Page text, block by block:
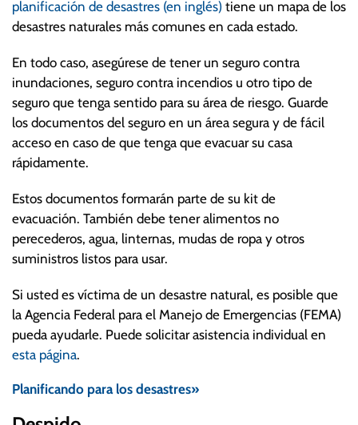
planificación de desastres (en inglés) tiene un mapa de los
desastres naturales más comunes en cada estado.
En todo caso, asegúrese de tener un seguro contra
inundaciones, seguro contra incendios u otro tipo de
seguro que tenga sentido para su área de riesgo. Guarde
los documentos del seguro en un área segura y de fácil
acceso en caso de que tenga que evacuar su casa
rápidamente.
Estos documentos formarán parte de su kit de
evacuación. También debe tener alimentos no
perecederos, agua, linternas, mudas de ropa y otros
suministros listos para usar.
Si usted es víctima de un desastre natural, es posible que
la Agencia Federal para el Manejo de Emergencias (FEMA)
pueda ayudarle. Puede solicitar asistencia individual en
esta página.
Planificando para los desastres»